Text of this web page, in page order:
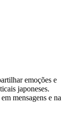
emoções e
japoneses.
mensagens e na